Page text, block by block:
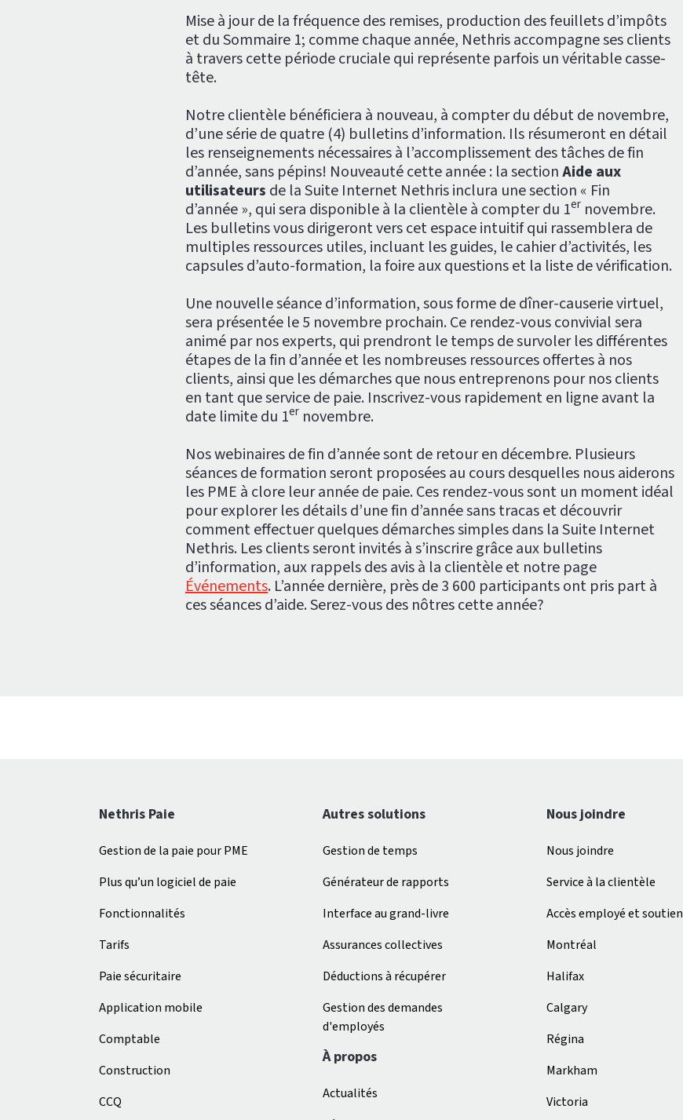
Mise à jour de la fréquence des remises, production des feuillets d’impôts
et du Sommaire 1; comme chaque année, Nethris accompagne ses clients
à travers cette période cruciale qui représente parfois un véritable casse-
tête.
Notre clientèle bénéficiera à nouveau, à compter du début de novembre,
d’une série de quatre (4) bulletins d’information. Ils résumeront en détail
les renseignements nécessaires à l’accomplissement des tâches de fin
d’année, sans pépins! Nouveauté cette année : la sectionAide aux
utilisateurs de la Suite Internet Nethris inclura une section « Fin
d’année », qui sera disponible à la clientèle à compter du 1er novembre.
Les bulletins vous dirigeront vers cet espace intuitif qui rassemblera de
multiples ressources utiles, incluant les guides, le cahier d’activités, les
capsules d’auto-formation, la foire aux questions et la liste de vérification.
Une nouvelle séance d’information, sous forme de dîner-causerie virtuel,
sera présentée le 5 novembre prochain. Ce rendez-vous convivial sera
animé par nos experts, qui prendront le temps de survoler les différentes
étapes de la fin d’année et les nombreuses ressources offertes à nos
clients, ainsi que les démarches que nous entreprenons pour nos clients
en tant que service de paie. Inscrivez-vous rapidement en ligne avant la
date limite du 1er novembre.
Nos webinaires de fin d’année sont de retour en décembre. Plusieurs
séances de formation seront proposées au cours desquelles nous aiderons
les PME à clore leur année de paie. Ces rendez-vous sont un moment idéal
pour explorer les détails d’une fin d’année sans tracas et découvrir
comment effectuer quelques démarches simples dans la Suite Internet
Nethris. Les clients seront invités à s’inscrire grâce aux bulletins
d’information, aux rappels des avis à la clientèle et notre page
Événements. L’année dernière, près de 3 600 participants ont pris part à
ces séances d’aide. Serez-vous des nôtres cette année?
Nethris Paie
Gestion de la paie pour PME
Plus qu’un logiciel de paie
Fonctionnalités
Tarifs
Paie sécuritaire
Application mobile
Comptable
Construction
CCQ
Autres solutions
Gestion de temps
Générateur de rapports
Interface au grand-livre
Assurances collectives
Déductions à récupérer
Gestion des demandes
d'employés
À propos
Actualités
Nous joindre
Nous joindre
Service à la clientèle
Accès employé et soutien
Montréal
Halifax
Calgary
Régina
Markham
Victoria